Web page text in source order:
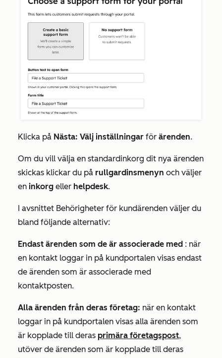
Klicka på Nästa: Välj inställningar för ärenden.
Om du vill välja en standardinkorg dit nya ärenden
skickas klickar du på rullgardinsmenyn och väljer
en inkorg eller helpdesk.
I avsnittet Behörigheter för kundärenden väljer du
bland följande alternativ:
Endast ärenden som de är associerade med : när
en kontakt loggar in på kundportalen visas endast
de ärenden som är associerade med
kontaktposten.
Alla ärenden från deras företag: när en kontakt
loggar in på kundportalen visas alla ärenden som
är kopplade till deras primära företagspost,
utöver de ärenden som är kopplade till deras